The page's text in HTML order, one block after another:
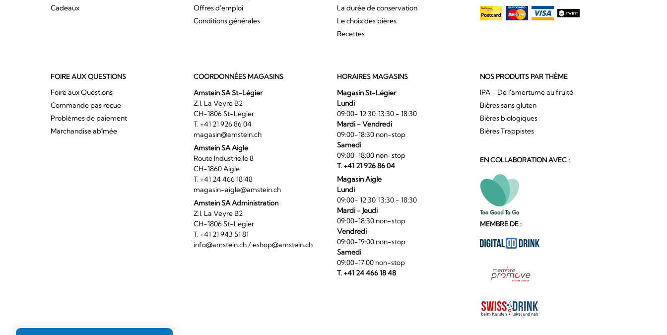
Cadeaux
Offres d'emploi
Conditions générales
La durée de conservation
Le choix des bières
Recettes
FOIRE AUX QUESTIONS
Foire aux Questions
Commande pas reçue
Problèmes de paiement
Marchandise abîmée
COORDONNÉES MAGASINS
Amstein SA St-Légier
Z.I. La Veyre B2
CH-1806 St-Légier
T. +41 21 926 86 04
magasin@amstein.ch
Amstein SA Aigle
Route Industrielle 8
CH-1860 Aigle
T. +41 24 466 18 48
magasin-aigle@amstein.ch
Amstein SA Administration
Z.I. La Veyre B2
CH-1806 St-Légier
T. +41 21 943 51 81
info@amstein.ch/eshop@amstein.ch
HORAIRES MAGASINS
Magasin St-Légier
Lundi
09:00- 12:30, 13:30 - 18:30
Mardi - Vendredi
09:00-18:30 non-stop
Samedi
09:00-18:00 non-stop
T. +41 21 926 86 04
Magasin Aigle
Lundi
09:00- 12:30, 13:30 - 18:30
Mardi - Jeudi
09:00-18:30 non-stop
Vendredi
09:00-19:00 non-stop
Samedi
09:00-17:00 non-stop
T. +41 24 466 18 48
NOS PRODUITS PAR THÈME
IPA - De l'amertume au fruité
Bières sans gluten
Bières biologiques
Bières Trappistes
EN COLLABORATION AVEC :
MEMBRE DE :